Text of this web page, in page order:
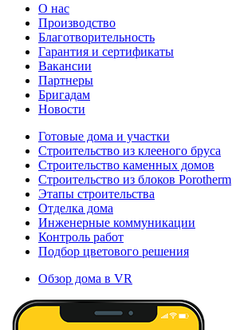
О нас
Производство
Благотворительность
Гарантия и сертификаты
Вакансии
Партнеры
Бригадам
Новости
Готовые дома и участки
Строительство из клееного бруса
Строительство каменных домов
Строительство из блоков Porotherm
Этапы строительства
Отделка дома
Инженерные коммуникации
Контроль работ
Подбор цветового решения
Обзор дома в VR